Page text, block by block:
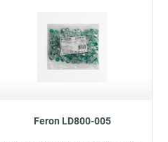
Feron LD800-005